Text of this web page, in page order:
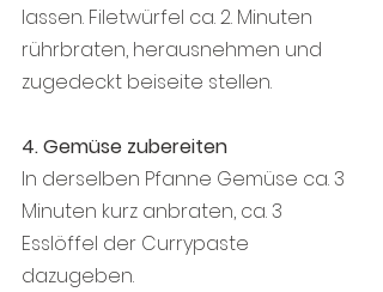
lassen. Filetwürfel ca. 2. Minuten
rührbraten, herausnehmen und
zugedeckt beiseite stellen.
4. Gemüse zubereiten
In derselben Pfanne Gemüse ca. 3
Minuten kurz anbraten, ca. 3
Esslöffel der Currypaste
dazugeben.